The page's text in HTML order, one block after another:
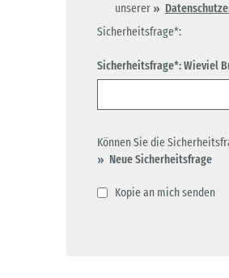
unserer
Sicherheitsfrage*:
Sicherheitsfrage*: Wieviel
Können Sie die
Neue Sicherheitsfrage
Kopie an mich senden